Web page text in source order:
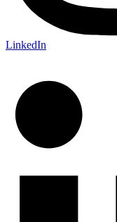
LinkedIn